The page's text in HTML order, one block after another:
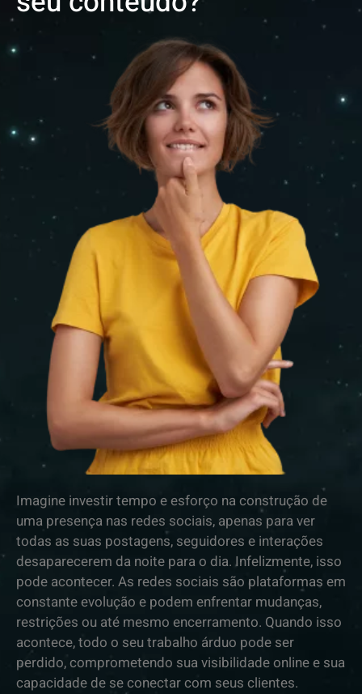
Imagine investir tempo e esforço na construção de
uma presença nas redes sociais, apenas para ver
todas as suas postagens, seguidores e interações
desaparecerem da noite para o dia. Infelizmente, isso
pode acontecer. As redes sociais são plataformas em
constante evolução e podem enfrentar mudanças,
restrições ou até mesmo encerramento. Quando isso
acontece, todo o seu trabalho árduo pode ser
perdido, comprometendo sua visibilidade online e sua
capacidade de se conectar com seus clientes.